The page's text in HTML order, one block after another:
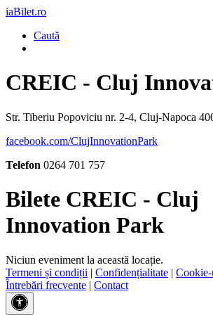
iaBilet.ro
Caută
CREIC - Cluj
Str. Tiberiu Popoviciu nr. 2-4, Cluj-Napoca
facebook.com/ClujInnovationPark
Telefon 0264 701 757
Bilete CREIC - Cluj
Innovation Park
Niciun eveniment la această locație.
Termeni și condiții | Confidențialitate |
Întrebări frecvente | Contact